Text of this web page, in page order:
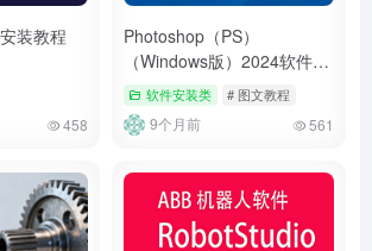
装教程
458
Photoshop（PS）
（Windows版）2024软件详
细安装教程+完整安装包
软件安装类 # 图文教程
9个月前 561